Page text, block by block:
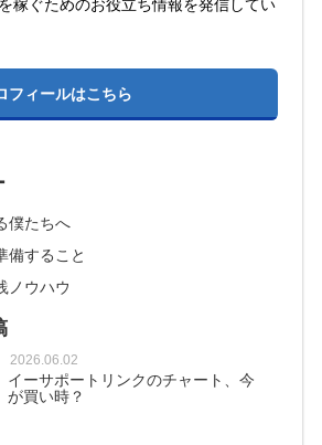
稼ぐためのお役立ち情報を発信してい
フィールはこちら
僕たちへ
備すること
ノウハウ
2026.06.02
イーサポートリンクのチャート、今
が買い時？